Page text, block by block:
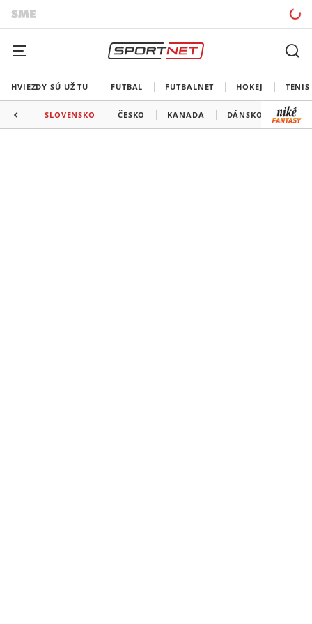
HVIEZDY SÚ UŽ TU FUTBAL FUTBALNET HOKEJ TENIS
SLOVENSKO ČESKO KANADA DÁNSKO